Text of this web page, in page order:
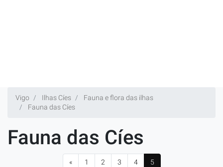
Vigo Ilhas Cíes
Fauna e flora das ilhas
Fauna das Cíes
Fauna das Cíes
« 1 2 3 4 5